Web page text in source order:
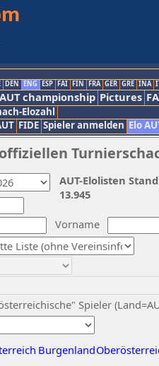
DEN ENG ESP FAI FIN FRA GER GRE INA
AUT championship Pictures
Elozahl
FIDE Spieler anmelden Elo
Vorname
Spieler
Burgenland
AUT-Elolisten
13.945